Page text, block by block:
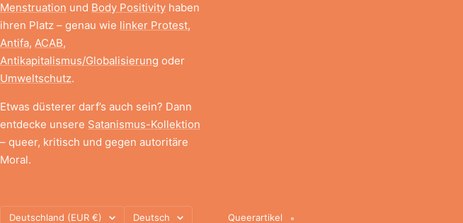
Menstruation und Body Positivity haben
ihren Platz – genau wie linker Protest,
Antifa, ACAB,
Antikapitalismus/Globalisierung oder
Umweltschutz.
Etwas düsterer darf’s auch sein? Dann
entdecke unsere Satanismus-Kollektion
– queer, kritisch und gegen autoritäre
Moral.
Land/Region
Deutschland (EUR €) Sprache
Deutsch Queerartikel